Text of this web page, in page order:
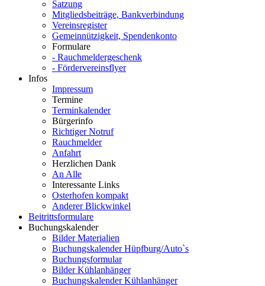
Satzung
Mitgliedsbeiträge, Bankverbindung
Vereinsregister
Gemeinnützigkeit, Spendenkonto
Formulare
- Rauchmeldergeschenk
- Fördervereinsflyer
Infos
Impressum
Termine
Terminkalender
Bürgerinfo
Richtiger Notruf
Rauchmelder
Anfahrt
Herzlichen Dank
An Alle
Interessante Links
Osterhofen kompakt
Anderer Blickwinkel
Beitrittsformulare
Buchungskalender
Bilder Materialien
Buchungskalender Hüpfburg/Auto`s
Buchungsformular
Bilder Kühlanhänger
Buchungskalender Kühlanhänger